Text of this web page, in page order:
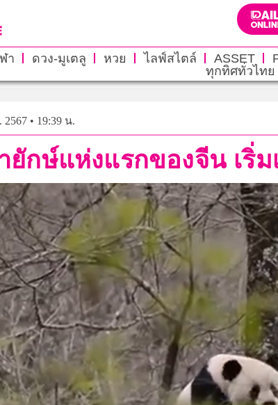
า ดวง-มูเตลู หวย ไลฟ์สไตล์ ASSET
ทุกทิศทั่วไทย
2567 • 19:39 น.
กษ์แห่งแรกของจีน เริ่